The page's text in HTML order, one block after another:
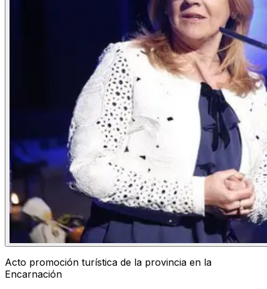
Acto promoción turística de la provincia en la
Encarnación